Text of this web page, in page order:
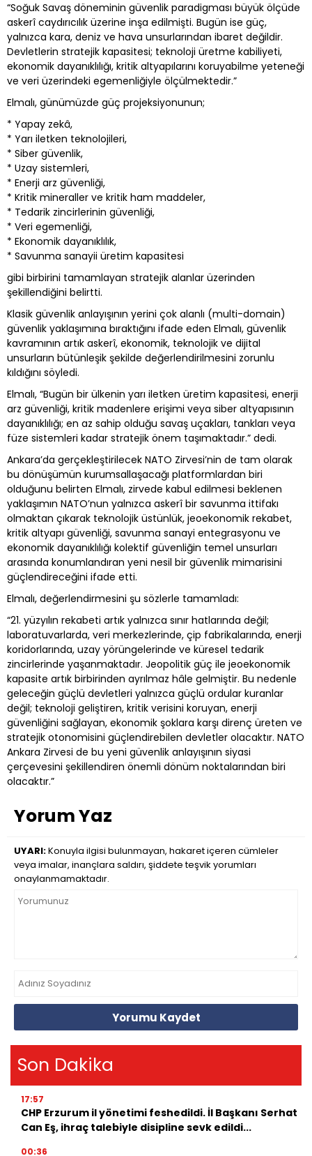
“Soğuk Savaş döneminin güvenlik paradigması büyük ölçüde
askerî caydırıcılık üzerine inşa edilmişti. Bugün ise güç,
yalnızca kara, deniz ve hava unsurlarından ibaret değildir.
Devletlerin stratejik kapasitesi; teknoloji üretme kabiliyeti,
ekonomik dayanıklılığı, kritik altyapılarını koruyabilme yeteneği
ve veri üzerindeki egemenliğiyle ölçülmektedir.”
Elmalı, günümüzde güç projeksiyonunun;
* Yapay zekâ,
* Yarı iletken teknolojileri,
* Siber güvenlik,
* Uzay sistemleri,
* Enerji arz güvenliği,
* Kritik mineraller ve kritik ham maddeler,
* Tedarik zincirlerinin güvenliği,
* Veri egemenliği,
* Ekonomik dayanıklılık,
* Savunma sanayii üretim kapasitesi
gibi birbirini tamamlayan stratejik alanlar üzerinden
şekillendiğini belirtti.
Klasik güvenlik anlayışının yerini çok alanlı (multi-domain)
güvenlik yaklaşımına bıraktığını ifade eden Elmalı, güvenlik
kavramının artık askerî, ekonomik, teknolojik ve dijital
unsurların bütünleşik şekilde değerlendirilmesini zorunlu
kıldığını söyledi.
Elmalı, “Bugün bir ülkenin yarı iletken üretim kapasitesi, enerji
arz güvenliği, kritik madenlere erişimi veya siber altyapısının
dayanıklılığı; en az sahip olduğu savaş uçakları, tankları veya
füze sistemleri kadar stratejik önem taşımaktadır.” dedi.
Ankara’da gerçekleştirilecek NATO Zirvesi’nin de tam olarak
bu dönüşümün kurumsallaşacağı platformlardan biri
olduğunu belirten Elmalı, zirvede kabul edilmesi beklenen
yaklaşımın NATO’nun yalnızca askerî bir savunma ittifakı
olmaktan çıkarak teknolojik üstünlük, jeoekonomik rekabet,
kritik altyapı güvenliği, savunma sanayi entegrasyonu ve
ekonomik dayanıklılığı kolektif güvenliğin temel unsurları
arasında konumlandıran yeni nesil bir güvenlik mimarisini
güçlendireceğini ifade etti.
Elmalı, değerlendirmesini şu sözlerle tamamladı:
“21. yüzyılın rekabeti artık yalnızca sınır hatlarında değil;
laboratuvarlarda, veri merkezlerinde, çip fabrikalarında, enerji
koridorlarında, uzay yörüngelerinde ve küresel tedarik
zincirlerinde yaşanmaktadır. Jeopolitik güç ile jeoekonomik
kapasite artık birbirinden ayrılmaz hâle gelmiştir. Bu nedenle
geleceğin güçlü devletleri yalnızca güçlü ordular kuranlar
değil; teknoloji geliştiren, kritik verisini koruyan, enerji
güvenliğini sağlayan, ekonomik şoklara karşı direnç üreten ve
stratejik otonomisini güçlendirebilen devletler olacaktır. NATO
Ankara Zirvesi de bu yeni güvenlik anlayışının siyasi
çerçevesini şekillendiren önemli dönüm noktalarından biri
olacaktır.”
Yorum Yaz
UYARI:Konuyla ilgisi bulunmayan, hakaret içeren cümleler
veya imalar, inançlara saldırı, şiddete teşvik yorumları
onaylanmamaktadır.
Yorumu Kaydet
Son Dakika
17:57
CHP Erzurum il yönetimi feshedildi. İl Başkanı Serhat
Can Eş, ihraç talebiyle disipline sevk edildi...
00:36